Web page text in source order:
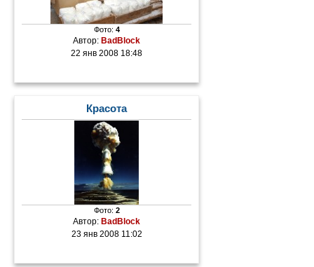
Фото: 4
Автор: BadBlock
22 янв 2008 18:48
Красота
Фото: 2
Автор: BadBlock
23 янв 2008 11:02